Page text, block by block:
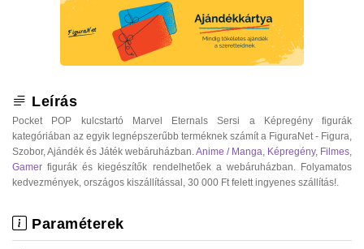
Leírás
Pocket POP kulcstartó Marvel Eternals Sersi a Képregény figurák
kategóriában az egyik legnépszerűbb terméknek számít a FiguraNet - Figura,
Szobor, Ajándék és Játék webáruházban. Anime / Manga Képregény, Filmes
Gamer figurák és kiegészítők rendelhetőek a webáruházban. Folyamatos
kedvezmények, országos kiszállítással, 30 000 Ft felett ingyenes szállítás!.
Paraméterek